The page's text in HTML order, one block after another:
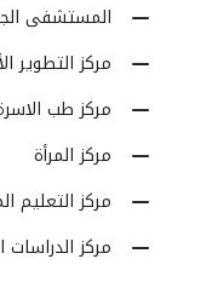
المستشفى
مركز التطوير
مركز طب
مركز المرأة
مركز التعليم
مركز الدراسات